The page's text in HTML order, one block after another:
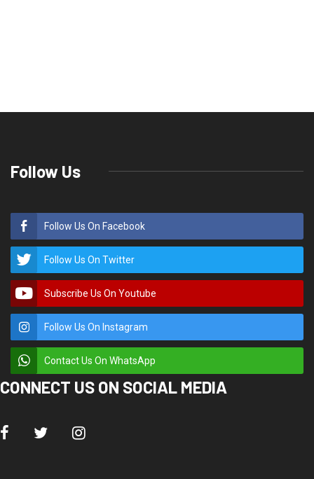
Follow Us
Follow Us On Facebook
Follow Us On Twitter
Subscribe Us On Youtube
Follow Us On Instagram
Contact Us On WhatsApp
CONNECT US ON SOCIAL MEDIA